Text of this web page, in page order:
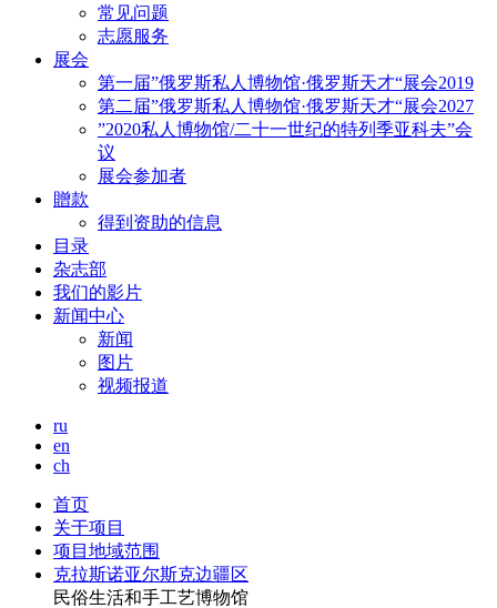
常见问题
志愿服务
展会
第一届”俄罗斯私人博物馆·俄罗斯天才“展会2019
第二届”俄罗斯私人博物馆·俄罗斯天才“展会2027
”2020私人博物馆/二十一世纪的特列季亚科夫”会
议
展会参加者
贈款
得到资助的信息
目录
杂志部
我们的影片
新闻中心
新闻
图片
视频报道
ru
en
ch
首页
关于项目
项目地域范围
克拉斯诺亚尔斯克边疆区
民俗生活和手工艺博物馆